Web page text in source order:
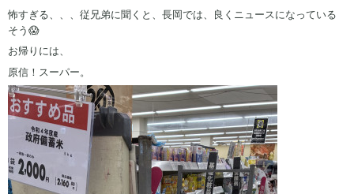
怖すぎる、、、従兄弟に聞くと、長岡では、良くニュースになっている
そう😱
お帰りには、
原信！スーパー。